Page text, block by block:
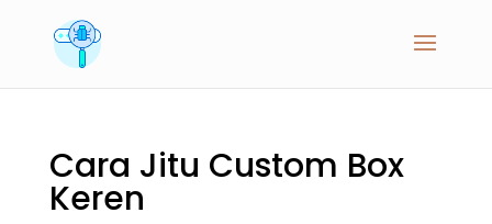
Cara Jitu Custom Box
Keren